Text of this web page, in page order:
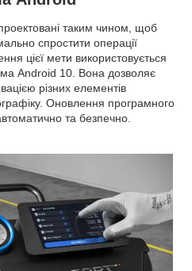
таким чином, щоб
спростити операції
цієї мети використовується
Android 10. Вона дозволяє
різних елементів
Оновлення програмного
та безпечно.